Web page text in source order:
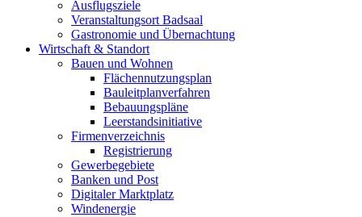
Ausflugsziele
Veranstaltungsort Badsaal
Gastronomie und Übernachtung
Wirtschaft & Standort
Bauen und Wohnen
Flächennutzungsplan
Bauleitplanverfahren
Bebauungspläne
Leerstandsinitiative
Firmenverzeichnis
Registrierung
Gewerbegebiete
Banken und Post
Digitaler Marktplatz
Windenergie